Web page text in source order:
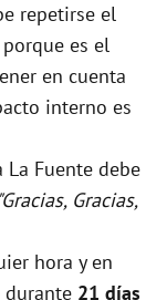
repetirse el
porque es el
en cuenta
interno es
Fuente debe
"Gracias, Gracias,
hora y en
durante 21 días